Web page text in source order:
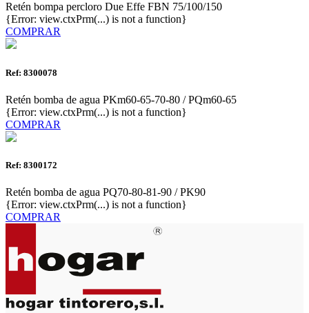
Retén bompa percloro Due Effe FBN 75/100/150
{Error: view.ctxPrm(...) is not a function}
COMPRAR
Ref: 8300078
Retén bomba de agua PKm60-65-70-80 / PQm60-65
{Error: view.ctxPrm(...) is not a function}
COMPRAR
Ref: 8300172
Retén bomba de agua PQ70-80-81-90 / PK90
{Error: view.ctxPrm(...) is not a function}
COMPRAR